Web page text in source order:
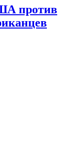
против